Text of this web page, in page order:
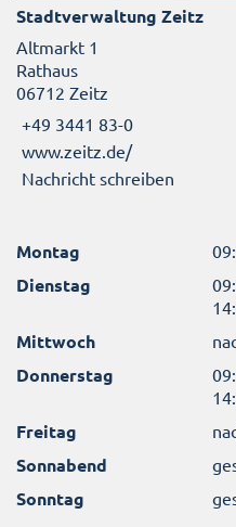
Stadtverwaltung Zeitz
Altmarkt 1
Rathaus
06712 Zeitz
+49 3441 83-0
www.zeitz.de/
Nachricht schreiben
Montag
Dienstag
Mittwoch
Donnerstag
Freitag
Sonnabend
Sonntag